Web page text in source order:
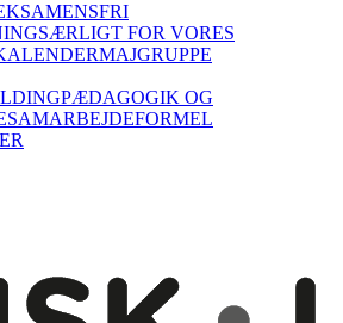
SÆRLIGT FOR VORES
MAJGRUPPE
PÆDAGOGIK OG
FORMEL